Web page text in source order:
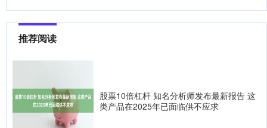
推荐阅读
股票10倍杠杆 知名分析师发布最新报告 这
类产品在2025年已面临供不应求